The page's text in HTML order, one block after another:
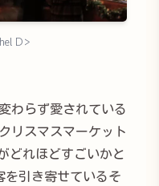
D>
わらず愛されている
リスマスマーケット
どれほどすごいかと
を引き寄せているそ